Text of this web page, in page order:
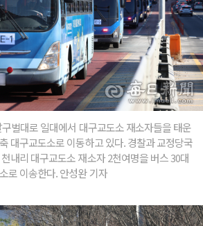
벌대로 일대에서 대구교도소 재소자들을 태운
대구교도소로 이동하고 있다. 경찰과 교정당국
내리 대구교도소 재소자 2천여명을 버스 30대
로 이송한다. 안성완 기자